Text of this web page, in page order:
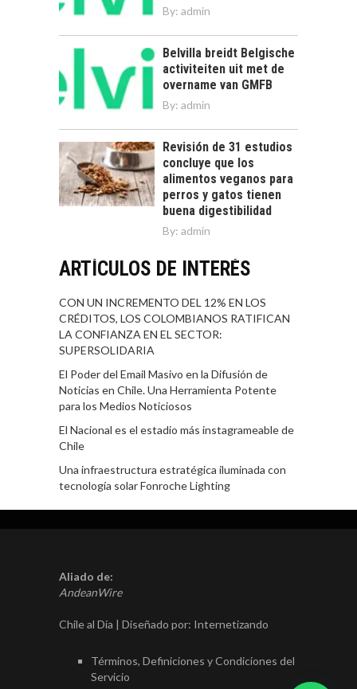
By: admin
Belvilla breidt Belgische
activiteiten uit met de
overname van GMFB
By: admin
Revisión de 31 estudios
concluye que los
alimentos veganos para
perros y gatos tienen
buena digestibilidad
By: admin
ARTÍCULOS DE INTERÉS
CON UN INCREMENTO DEL 12% EN LOS
CRÉDITOS, LOS COLOMBIANOS RATIFICAN
LA CONFIANZA EN EL SECTOR:
SUPERSOLIDARIA
El Poder del Email Masivo en la Difusión de
Noticias en Chile. Una Herramienta Potente
para los Medios Noticiosos
El Nacional es el estadio más instagrameable de
Chile
Una infraestructura estratégica iluminada con
tecnología solar Fonroche Lighting
Aliado de:
AndeanWire
Chile al Día | Diseñado por: Internetizando
Términos, Definiciones y Condiciones del
Servicio